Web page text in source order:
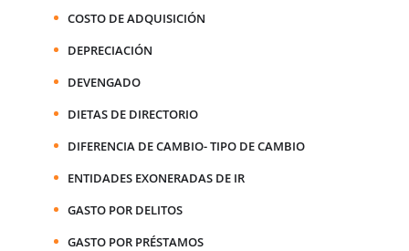
COSTO DE ADQUISICIÓN
DEPRECIACIÓN
DEVENGADO
DIETAS DE DIRECTORIO
DIFERENCIA DE CAMBIO- TIPO DE CAMBIO
ENTIDADES EXONERADAS DE IR
GASTO POR DELITOS
GASTO POR PRÉSTAMOS